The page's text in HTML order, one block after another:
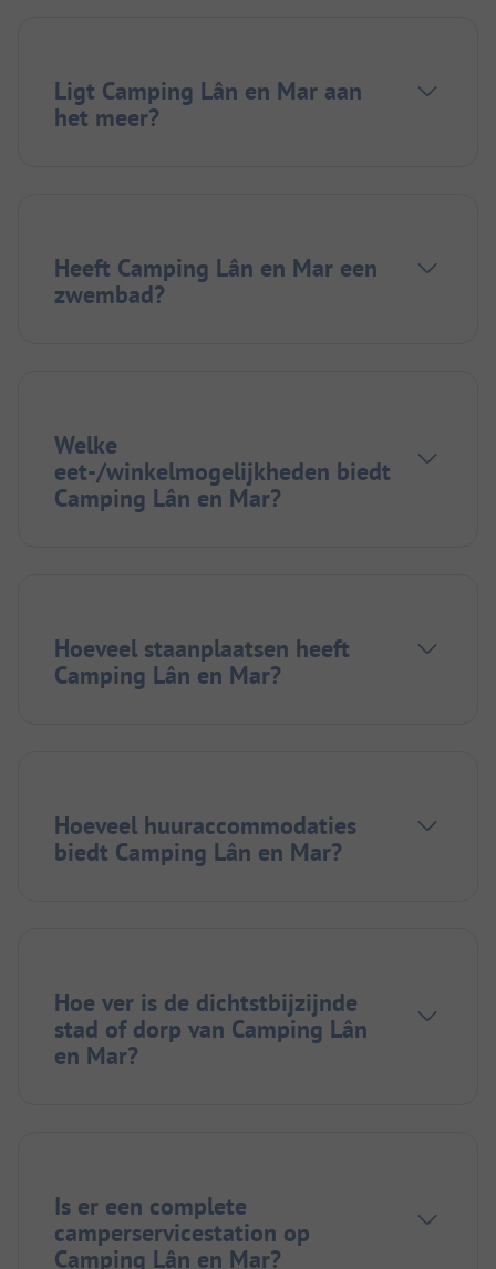
Ligt Camping Lân en Mar aan
het meer?
Heeft Camping Lân en Mar een
zwembad?
Welke
eet-/winkelmogelijkheden biedt
Camping Lân en Mar?
Hoeveel staanplaatsen heeft
Camping Lân en Mar?
Hoeveel huuraccommodaties
biedt Camping Lân en Mar?
Hoe ver is de dichtstbijzijnde
stad of dorp van Camping Lân
en Mar?
Is er een complete
camperservicestation op
Camping Lân en Mar?